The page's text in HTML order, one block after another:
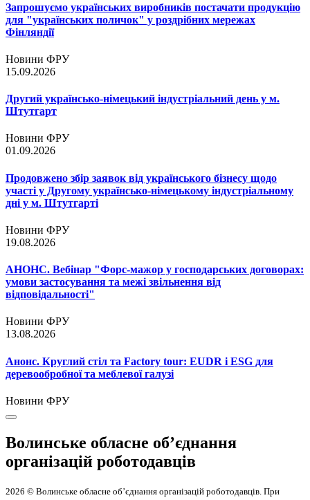
Запрошуємо українських виробників постачати продукцію
для "українських поличок" у роздрібних мережах
Фінляндії
Новини ФРУ
15.09.2026
Другий українсько-німецький індустріальний день у м.
Штутгарт
Новини ФРУ
01.09.2026
Продовжено збір заявок від українського бізнесу щодо
участі у Другому українсько-німецькому індустріальному
дні у м. Штутгарті
Новини ФРУ
19.08.2026
АНОНС. Вебінар "Форс-мажор у господарських договорах:
умови застосування та межі звільнення від
відповідальності"
Новини ФРУ
13.08.2026
Анонс. Круглий стіл та Factory tour: EUDR і ESG для
деревообробної та меблевої галузі
Новини ФРУ
Волинське обласне об’єднання
організацій роботодавців
2026 © Волинське обласне об’єднання організацій роботодавців. При